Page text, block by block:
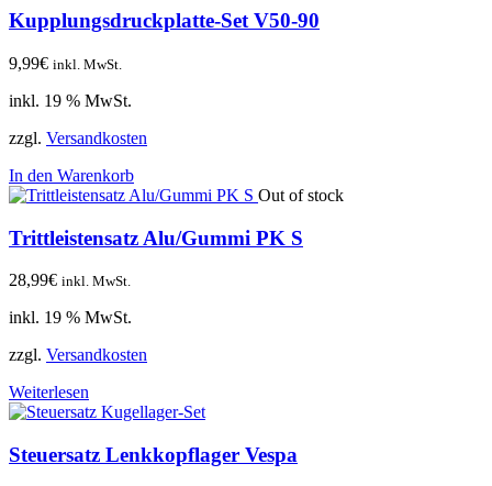
Kupplungsdruckplatte-Set V50-90
9,99€ inkl. MwSt.
inkl. 19 % MwSt.
zzgl. Versandkosten
In den Warenkorb
Out of stock
Trittleistensatz Alu/Gummi PK S
28,99€ inkl. MwSt.
inkl. 19 % MwSt.
zzgl. Versandkosten
Weiterlesen
Steuersatz Lenkkopflager Vespa